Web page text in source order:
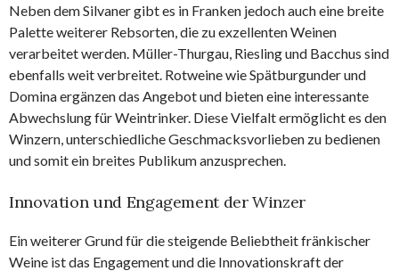
Neben dem Silvaner gibt es in Franken jedoch auch eine breite
Palette weiterer Rebsorten, die zu exzellenten Weinen
verarbeitet werden. Müller-Thurgau, Riesling und Bacchus sind
ebenfalls weit verbreitet. Rotweine wie Spätburgunder und
Domina ergänzen das Angebot und bieten eine interessante
Abwechslung für Weintrinker. Diese Vielfalt ermöglicht es den
Winzern, unterschiedliche Geschmacksvorlieben zu bedienen
und somit ein breites Publikum anzusprechen.
Innovation und Engagement der Winzer
Ein weiterer Grund für die steigende Beliebtheit fränkischer
Weine ist das Engagement und die Innovationskraft der